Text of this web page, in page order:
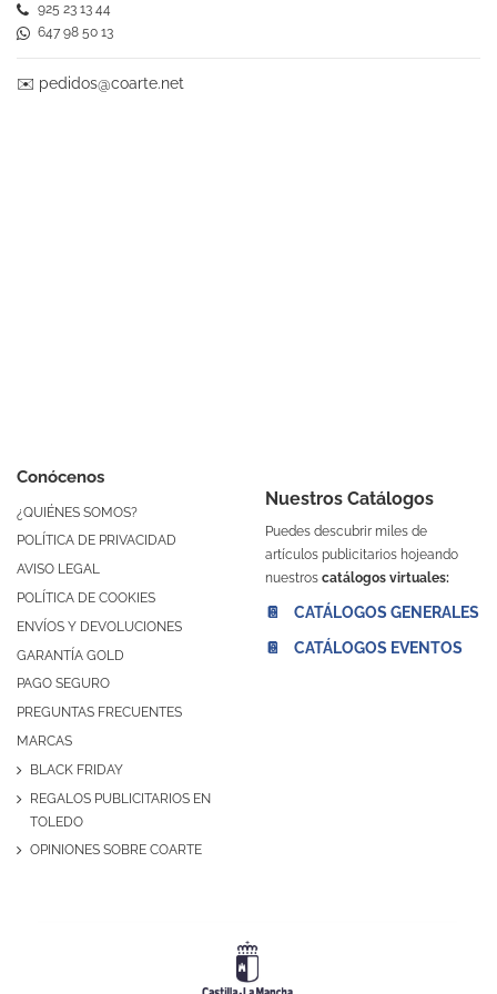
Conócenos
¿QUIÉNES SOMOS?
POLÍTICA DE PRIVACIDAD
AVISO LEGAL
POLÍTICA DE COOKIES
ENVÍOS Y DEVOLUCIONES
GARANTÍA GOLD
PAGO SEGURO
PREGUNTAS FRECUENTES
MARCAS
BLACK FRIDAY
REGALOS PUBLICITARIOS EN
TOLEDO
OPINIONES SOBRE COARTE
Nuestros Catálogos
Puedes descubrir miles de
artículos publicitarios hojeando
nuestros catálogos virtuales:
📔 CATÁLOGOS GENERALES
📔 CATÁLOGOS EVENTOS
925 23 13 44
647 98 50 13
✉️ pedidos@coarte.net